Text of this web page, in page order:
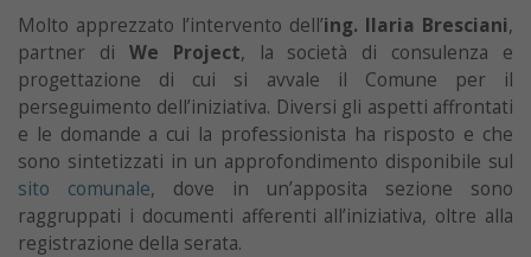
Molto apprezzato l’intervento dell’ing. Ilaria Bresciani,
partner di We Project, la società di consulenza e
progettazione di cui si avvale il Comune per il
perseguimento dell’iniziativa. Diversi gli aspetti affrontati
e le domande a cui la professionista ha risposto e che
sono sintetizzati in un approfondimento disponibile sul
sito comunale, dove in un’apposita sezione sono
raggruppati i documenti afferenti all’iniziativa, oltre alla
registrazione della serata.